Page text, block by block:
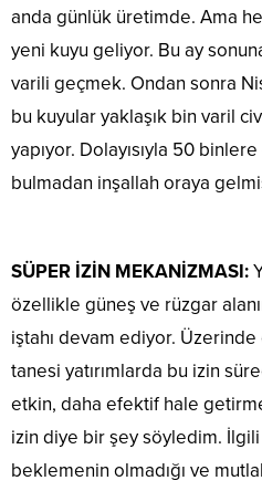
anda günlük üretimde. Ama
yeni kuyu geliyor. Bu ay
varili geçmek. Ondan sonra
bu kuyular yaklaşık bin varil
yapıyor. Dolayısıyla 50 binlere
bulmadan inşallah oraya
SÜPER İZİN MEKANİZMASI:
özellikle güneş ve rüzgar
iştahı devam ediyor. Üzerinde
tanesi yatırımlarda bu izin
etkin, daha efektif hale
izin diye bir şey söyledim.
beklemenin olmadığı ve